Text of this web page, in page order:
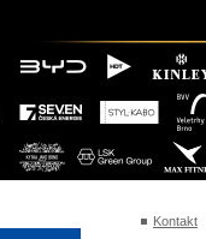
Kontakt